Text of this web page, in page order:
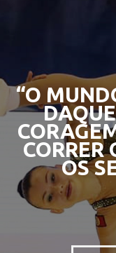
“O
CORRER
OS